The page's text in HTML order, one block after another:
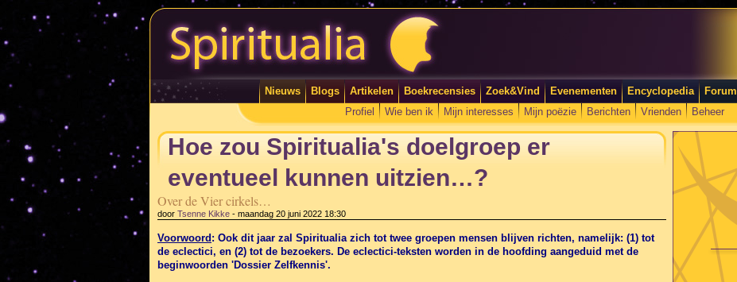
Nieuws Blogs Artikelen Boekrecensies Zoek&Vind Evenementen Encyclopedia Forum
Profiel
Wie ben ik Mijn interesses Mijn poëzie Berichten Vrienden Beheer
Hoe zou Spiritualia's doelgroep er
eventueel kunnen uitzien…?
Over de Vier cirkels…
door Tsenne Kikke - maandag 20 juni 2022 18:30
Voorwoord : Ook dit jaar zal Spiritualia zich tot twee groepen mensen blijven richten, namelijk: (1) tot
de eclectici, en (2) tot de bezoekers. De eclectici-teksten worden in de hoofding aangeduid met de
beginwoorden 'Dossier Zelfkennis'.